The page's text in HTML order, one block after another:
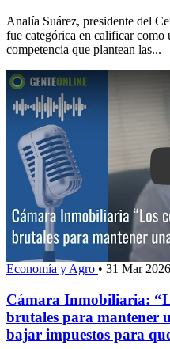
Analía Suárez, presidente del
fue categórica en calificar como
competencia que plantean las...
Economía y Agro • 31 Mar 2026
Cámara Inmobiliaria:
brutales para mantener
bajar impuestos para